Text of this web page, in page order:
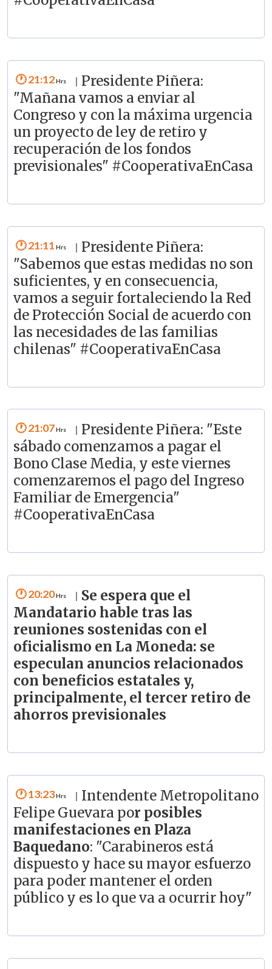
21:12
Presidente Piñera:
"Mañana vamos a enviar al
Congreso y con la máxima urgencia
un proyecto de ley de retiro y
recuperación de los fondos
previsionales" #CooperativaEnCasa
21:11
Presidente Piñera:
"Sabemos que estas medidas no son
suficientes, y en consecuencia,
vamos a seguir fortaleciendo la Red
de Protección Social de acuerdo con
las necesidades de las familias
chilenas" #CooperativaEnCasa
21:07
Presidente Piñera: "Este
sábado comenzamos a pagar el
Bono Clase Media, y este viernes
comenzaremos el pago del Ingreso
Familiar de Emergencia"
#CooperativaEnCasa
20:20
Se espera que el
Mandatario hable tras las
reuniones sostenidas con el
oficialismo en La Moneda: se
especulan anuncios relacionados
con beneficios estatales y,
principalmente, el tercer retiro de
ahorros previsionales
13:23
Intendente Metropolitano
Felipe Guevara por posibles
manifestaciones en Plaza
Baquedano: "Carabineros está
dispuesto y hace su mayor esfuerzo
para poder mantener el orden
público y es lo que va a ocurrir hoy"